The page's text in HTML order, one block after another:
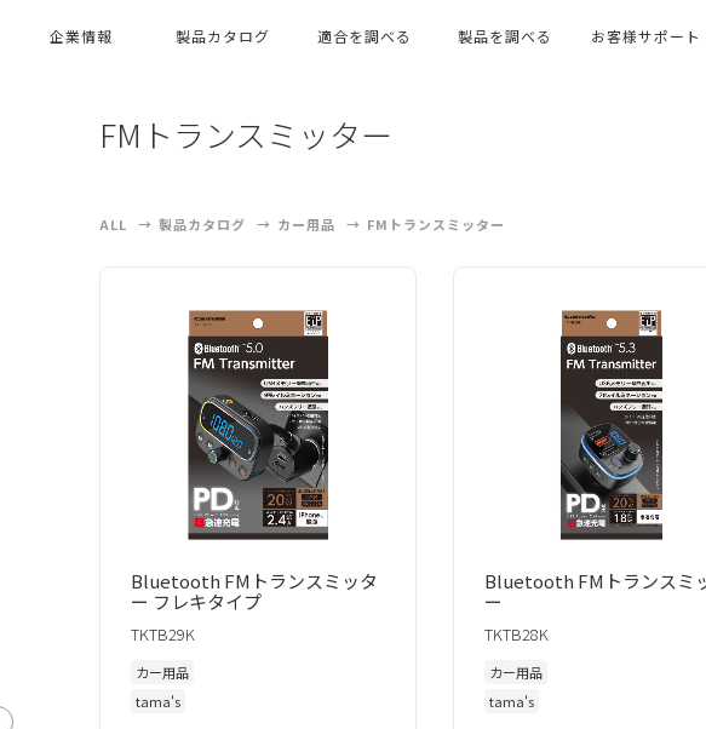
企業情報 製品カタログ 適合を調べる 製品を調べる お客様サポート
FMトランスミッター
ALL 製品カタログ カー用品 FMトランスミッター
Bluetooth FMトランスミッタ
ー フレキタイプ
TKTB29K
カー用品
tama's
Bluetooth FMトランスミ
ー
TKTB28K
カー用品
tama's